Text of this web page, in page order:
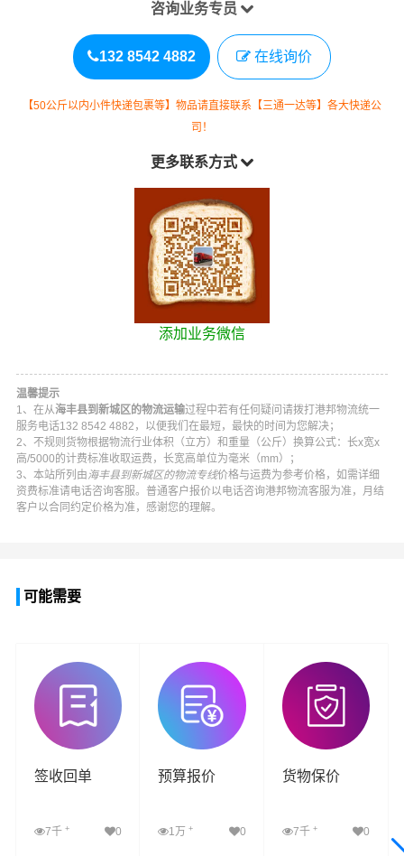
咨询业务专员
132 8542 4882 在线询价
【50公斤以内小件快递包裹等】物品请直接联系【三通一达等】各大快递公
司！
更多联系方式
添加业务微信
温馨提示
1、在从海丰县到新城区的物流运输过程中若有任何疑问请拨打 港邦物流统一
服务电话132 8542 4882 ，以便我们在最短，最快的时间为您解决；
2、不规则货物根据物流行业体积（立方）和重量（公斤）换算公式：长x宽x
高/5000的计费标准收取运费，长宽高单位为毫米（mm）；
3、本站所列由海丰县到新城区的物流专线价格与运费为参考价格，如需详细
资费标准请电话咨询客服。普通客户报价以电话咨询港邦物流客服为准，月结
客户以合同约定价格为准，感谢您的理解。
可能需要
签收回单
7千 + 0
预算报价
1万+ 0
货物保价
7千 + 0